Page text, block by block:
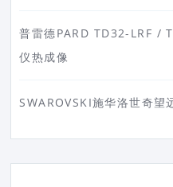
普雷德PARD TD32-LRF /
仪热成像
SWAROVSKI施华洛世奇